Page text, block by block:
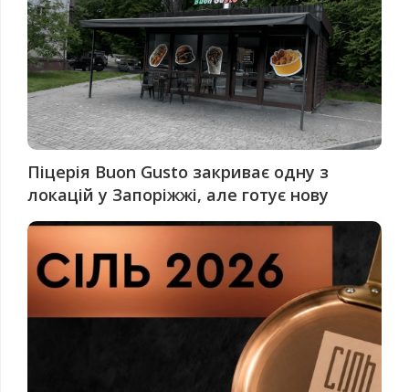
Піцерія Buon Gusto закриває одну з
локацій у Запоріжжі, але готує нову